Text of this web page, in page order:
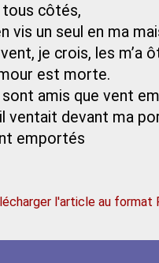
tous côtés,
vis un seul en ma
je crois, les m’a
est morte.
sont amis que vent
ventait devant ma
emportés
l'article au format